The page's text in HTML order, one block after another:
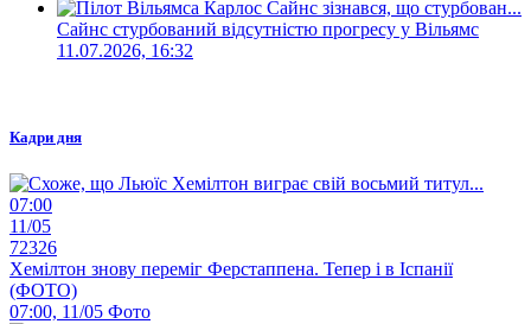
Сайнс стурбований відсутністю прогресу у Вільямс
11.07.2026, 16:32
Кадри дня
07:00
11/05
72326
Хемілтон знову переміг Ферстаппена. Тепер і в Іспанії
(ФОТО)
07:00, 11/05 Фото